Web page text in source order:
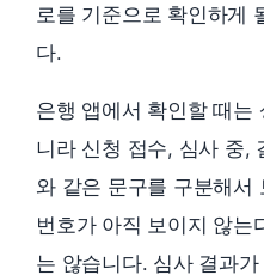
로를 기준으로 확인하게
다.
은행 앱에서 확인할 때는
니라 신청 접수, 심사 중,
와 같은 문구를 구분해서
번호가 아직 보이지 않는
는 않습니다. 심사 결과